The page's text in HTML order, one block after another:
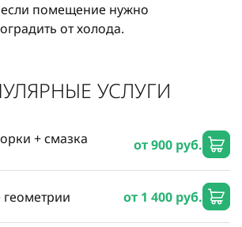
если помещение нужно
от холода.
УСЛУГИ
+ смазка от 900 руб.
геометрии от 1 400 руб.